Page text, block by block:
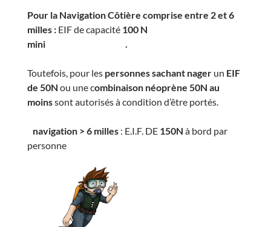
Pour la Navigation Côtière comprise entre 2 et 6
milles : EIF de capacité 100 N
mini .
Toutefois, pour les personnes sachant nagerun EIF
de 50N ou une combinaison néoprène 50N au
moinssont autorisés à condition d’être portés.
navigation > 6 milles : E.I.F. DE 150N à bord par
personne